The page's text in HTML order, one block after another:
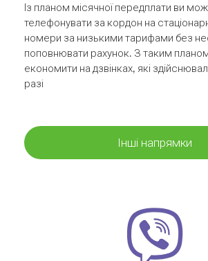
Із планом місячної передплати ви
телефонувати за кордон на
номери за низькими тарифами без
поповнювати рахунок. З таким
економити на дзвінках, які
разі
Інші напрямки